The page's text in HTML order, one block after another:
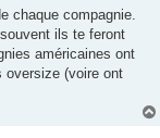
chaque compagnie.
ils te feront
américaines ont
oversize (voire ont